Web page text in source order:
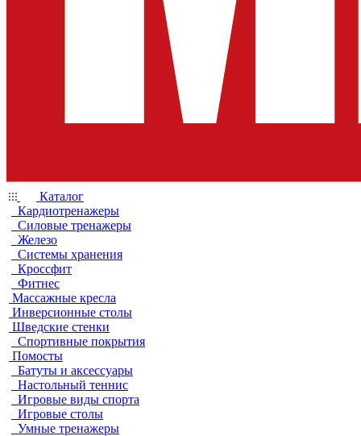
Каталог
Кардиотренажеры
Силовые тренажеры
Железо
Системы хранения
Кроссфит
Фитнес
Массажные кресла
Инверсионные столы
Шведские стенки
Спортивные покрытия
Помосты
Батуты и аксессуары
Настольный теннис
Игровые виды спорта
Игровые столы
Умные тренажеры